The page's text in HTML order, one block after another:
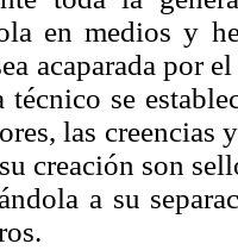
en medios y
acaparada por
técnico se
las creencias
creación son
a su